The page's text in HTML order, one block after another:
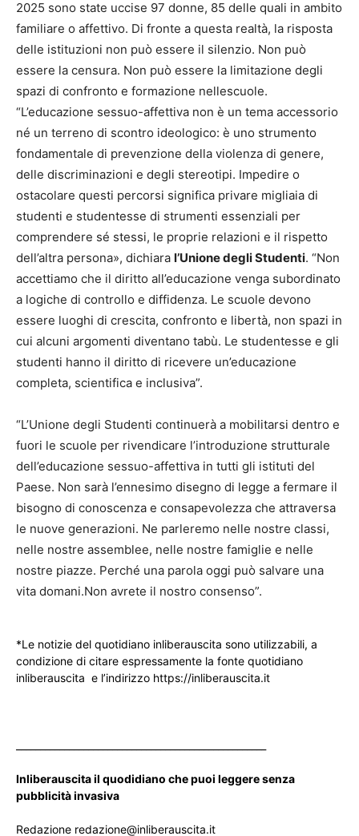
2025 sono state uccise 97 donne, 85 delle quali in ambito
familiare o affettivo. Di fronte a questa realtà, la risposta
delle istituzioni non può essere il silenzio. Non può
essere la censura. Non può essere la limitazione degli
spazi di confronto e formazione nellescuole.
“L’educazione sessuo-affettiva non è un tema accessorio
né un terreno di scontro ideologico: è uno strumento
fondamentale di prevenzione della violenza di genere,
delle discriminazioni e degli stereotipi. Impedire o
ostacolare questi percorsi significa privare migliaia di
studenti e studentesse di strumenti essenziali per
comprendere sé stessi, le proprie relazioni e il rispetto
dell’altra persona», dichiara l’Unione degli Studenti. “Non
accettiamo che il diritto all’educazione venga subordinato
a logiche di controllo e diffidenza. Le scuole devono
essere luoghi di crescita, confronto e libertà, non spazi in
cui alcuni argomenti diventano tabù. Le studentesse e gli
studenti hanno il diritto di ricevere un’educazione
completa, scientifica e inclusiva”.
“L’Unione degli Studenti continuerà a mobilitarsi dentro e
fuori le scuole per rivendicare l’introduzione strutturale
dell’educazione sessuo-affettiva in tutti gli istituti del
Paese. Non sarà l’ennesimo disegno di legge a fermare il
bisogno di conoscenza e consapevolezza che attraversa
le nuove generazioni. Ne parleremo nelle nostre classi,
nelle nostre assemblee, nelle nostre famiglie e nelle
nostre piazze. Perché una parola oggi può salvare una
vita domani.Non avrete il nostro consenso”.
*Le notizie del quotidiano inliberauscita sono utilizzabili, a
condizione di citare espressamente la fonte quotidiano
inliberauscita e l’indirizzo https://inliberauscita.it
Inliberauscita il quodidiano che puoi leggere senza
pubblicità invasiva
Redazione redazione@inliberauscita.it